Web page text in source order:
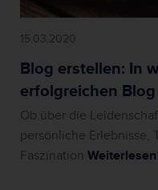
15.03.2020
Blog erstellen: In
erfolgreichen Blog
Ob über die
persönliche Erlebnisse,
Faszination Weiterlesen